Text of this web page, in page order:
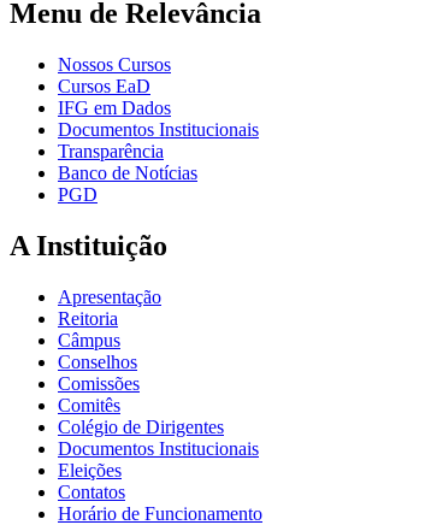
Menu de Relevância
Nossos Cursos
Cursos EaD
IFG em Dados
Documentos Institucionais
Transparência
Banco de Notícias
PGD
A Instituição
Apresentação
Reitoria
Câmpus
Conselhos
Comissões
Comitês
Colégio de Dirigentes
Documentos Institucionais
Eleições
Contatos
Horário de Funcionamento